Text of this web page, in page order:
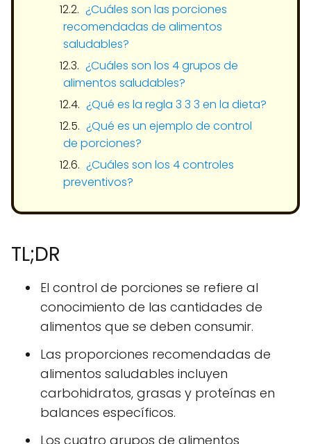
¿Cuáles son las porciones
recomendadas de alimentos
saludables?
¿Cuáles son los 4 grupos de
alimentos saludables?
¿Qué es la regla 3 3 3 en la dieta?
¿Qué es un ejemplo de control
de porciones?
¿Cuáles son los 4 controles
preventivos?
TL;DR
El control de porciones se refiere al
conocimiento de las cantidades de
alimentos que se deben consumir.
Las proporciones recomendadas de
alimentos saludables incluyen
carbohidratos, grasas y proteínas en
balances específicos.
Los cuatro grupos de alimentos